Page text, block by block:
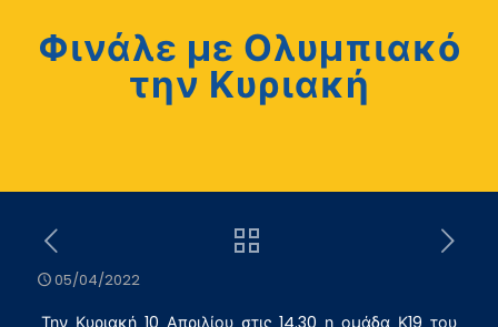
Φινάλε με Ολυμπιακό
την Κυριακή
05/04/2022
Την Κυριακή 10 Απριλίου στις 14.30 η ομάδα Κ19 του